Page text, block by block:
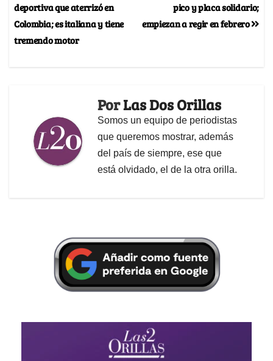
pico y placa solidario;
empiezan a regir en febrero
deportiva que aterrizó en
Colombia; es italiana y tiene
tremendo motor
PorLas Dos Orillas
Somos un equipo de periodistas
que queremos mostrar, además
del país de siempre, ese que
está olvidado, el de la otra orilla.